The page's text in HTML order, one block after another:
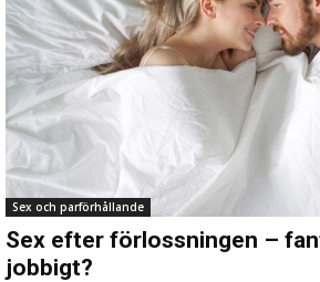
Sex och parförhållande
Sex efter förlossningen –
jobbigt?